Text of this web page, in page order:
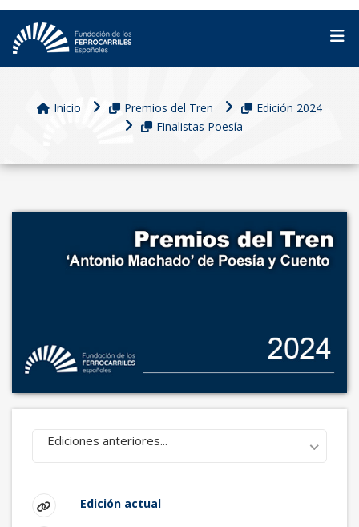
Inicio Premios del Tren
Edición 2024
Finalistas Poesía
Ediciones anteriores...
Edición actual